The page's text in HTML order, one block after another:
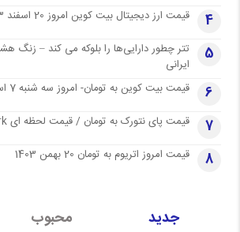
4 قیمت ارز دیجیتال بیت کوین امروز 20 اسفند 1403
5
تتر چطور دارایی‌ها را بلوکه می کند – زنگ
ایرانی
6 قیمت بیت کوین به تومان- امروز سه شنبه 7 اسفند ۱۴۰۳
7 قیمت پای نتورک به تومان / قیمت لحظه ای pi network
8 قیمت امروز اتریوم به تومان 20 بهمن 1403
جدید محبوب